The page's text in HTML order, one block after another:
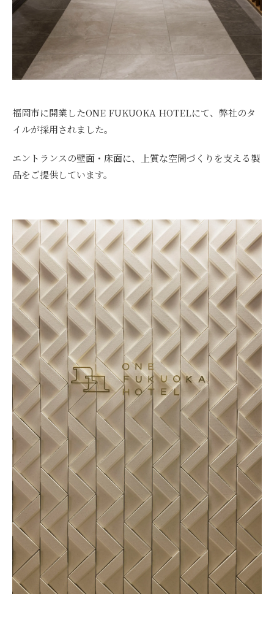
福岡市に開業したONE FUKUOKA HOTELにて、弊社のタ
イルが採用されました。
エントランスの壁面・床面に、上質な空間づくりを支える製
品をご提供しています。